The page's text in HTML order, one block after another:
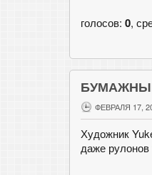
голосов: 0,
ФЕВРАЛЯ 17,
Художник
даже рулонов